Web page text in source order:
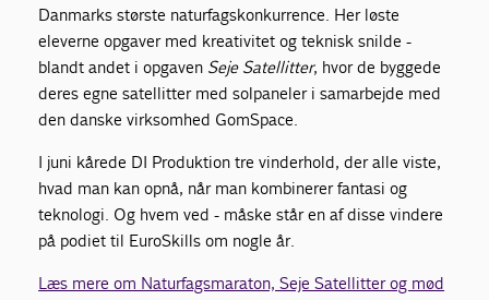
Danmarks største naturfagskonkurrence. Her løste
eleverne opgaver med kreativitet og teknisk snilde -
blandt andet i opgaven Seje Satellitter, hvor de byggede
deres egne satellitter med solpaneler i samarbejde med
den danske virksomhed GomSpace.
I juni kårede DI Produktion tre vinderhold, der alle viste,
hvad man kan opnå, når man kombinerer fantasi og
teknologi. Og hvem ved - måske står en af disse vindere
på podiet til EuroSkills om nogle år.
Læs mere om Naturfagsmaraton, Seje Satellitter og mød